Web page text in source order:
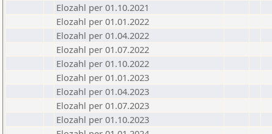
Elozahl per 01.10.2021
Elozahl per 01.01.2022
Elozahl per 01.04.2022
Elozahl per 01.07.2022
Elozahl per 01.10.2022
Elozahl per 01.01.2023
Elozahl per 01.04.2023
Elozahl per 01.07.2023
Elozahl per 01.10.2023